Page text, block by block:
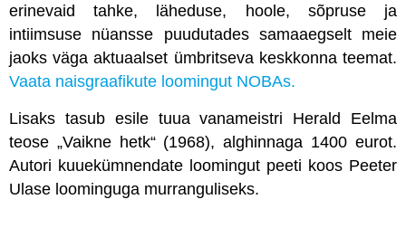
erinevaid tahke, läheduse, hoole, sõpruse ja
intiimsuse nüansse puudutades samaaegselt meie
jaoks väga aktuaalset ümbritseva keskkonna teemat.
Vaata naisgraafikute loomingut NOBAs.
Lisaks tasub esile tuua vanameistri Herald Eelma
teose „Vaikne hetk“ (1968), alghinnaga 1400 eurot.
Autori kuuekümnendate loomingut peeti koos Peeter
Ulase loominguga murranguliseks.